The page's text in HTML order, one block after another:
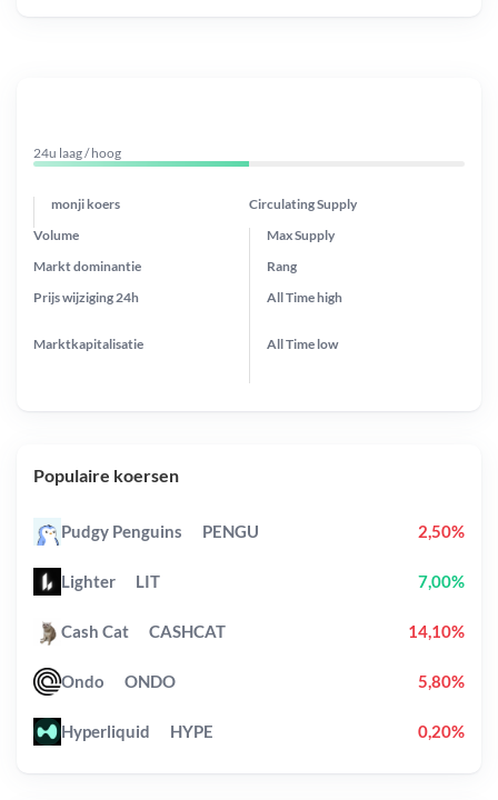
24u laag / hoog
monji koers Circulating Supply
Prijs wijziging 24h
Max Supply
Markt dominantie
Marktkapitalisatie
Volume
Rang
All Timehigh
All Time low
Populaire koersen
Pudgy Penguins PENGU 2,50%
Lighter LIT 7,00%
Cash Cat CASHCAT 14,10%
Ondo ONDO 5,80%
Hyperliquid HYPE 0,20%